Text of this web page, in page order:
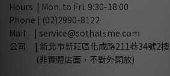
Hours | Mon. to Fri. 9:30-18:00
Phone | (02)2990-8122
Mail | service@sothatsme.com
公司
| 新北市新莊區化成路211巷34號2樓
(非實體店面，不對外開放)